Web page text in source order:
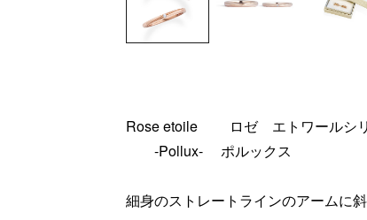
Rose etoile ロゼ エトワールシ
-Pollux- ポルックス
細身のストレートラインのアームに